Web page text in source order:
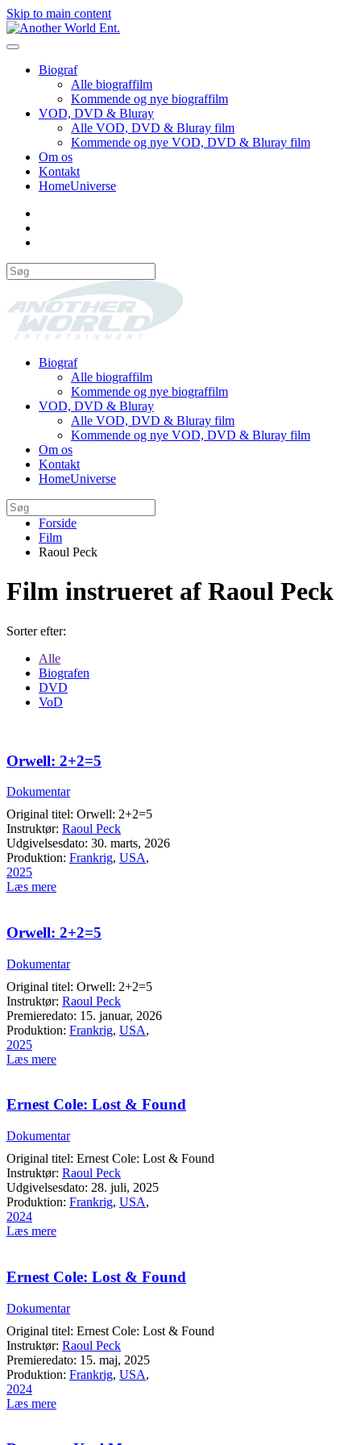
Skip to main content
Biograf
Alle biograffilm
Kommende og nye biograffilm
VOD, DVD & Bluray
Alle VOD, DVD & Bluray film
Kommende og nye VOD, DVD & Bluray film
Om os
Kontakt
HomeUniverse
Biograf
Alle biograffilm
Kommende og nye biograffilm
VOD, DVD & Bluray
Alle VOD, DVD & Bluray film
Kommende og nye VOD, DVD & Bluray film
Om os
Kontakt
HomeUniverse
Forside
Film
Raoul Peck
Film instrueret af Raoul Peck
Sorter efter:
Alle
Biografen
DVD
VoD
Orwell: 2+2=5
Dokumentar
Original titel: Orwell: 2+2=5
Instruktør: Raoul Peck
Udgivelsesdato: 30. marts, 2026
Produktion: Frankrig, USA,
2025
Læs mere
Orwell: 2+2=5
Dokumentar
Original titel: Orwell: 2+2=5
Instruktør: Raoul Peck
Premieredato: 15. januar, 2026
Produktion: Frankrig, USA,
2025
Læs mere
Ernest Cole: Lost & Found
Dokumentar
Original titel: Ernest Cole: Lost & Found
Instruktør: Raoul Peck
Udgivelsesdato: 28. juli, 2025
Produktion: Frankrig, USA,
2024
Læs mere
Ernest Cole: Lost & Found
Dokumentar
Original titel: Ernest Cole: Lost & Found
Instruktør: Raoul Peck
Premieredato: 15. maj, 2025
Produktion: Frankrig, USA,
2024
Læs mere